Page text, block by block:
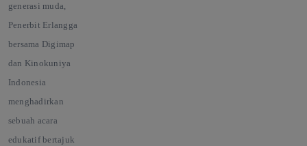
generasi muda,
Penerbit Erlangga
bersama Digimap
dan Kinokuniya
Indonesia
menghadirkan
sebuah acara
edukatif bertajuk